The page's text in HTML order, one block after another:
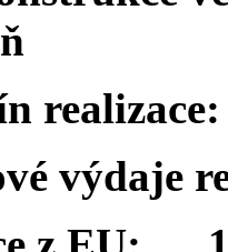
realizace:
výdaje